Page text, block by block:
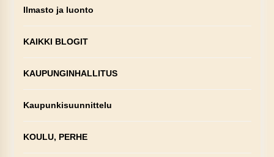
Ilmasto ja luonto
KAIKKI BLOGIT
KAUPUNGINHALLITUS
Kaupunkisuunnittelu
KOULU, PERHE